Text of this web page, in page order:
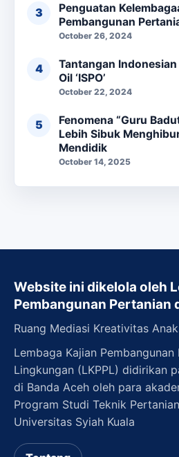
Penguatan
Pembangunan
October 26, 2024
Tantangan
Oil ‘ISPO’
October 22, 2024
Fenomena “Guru
Lebih Sibuk
Mendidik
October 14, 2025
Website ini dikelola oleh
Pembangunan Pertanian
Ruang Mediasi Kreativitas
Lembaga Kajian Pembangunan
Lingkungan (LKPPL) didirikan
di Banda Aceh oleh para
Program Studi Teknik
Universitas Syiah Kuala